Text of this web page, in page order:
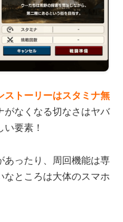
ストーリーはスタミナ無
がなくなる切なさはヤバ
要素！
あったり、周回機能は専
なところは大体のスマホ